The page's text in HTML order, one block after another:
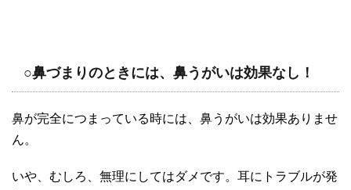
○鼻づまりのときには、鼻うがいは効果なし！
鼻が完全につまっている時には、鼻うがいは効果ありませ
ん。
いや、むしろ、無理にしてはダメです。耳にトラブルが発